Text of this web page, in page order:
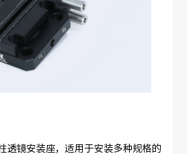
透镜安装座，适用于安装多种规格的